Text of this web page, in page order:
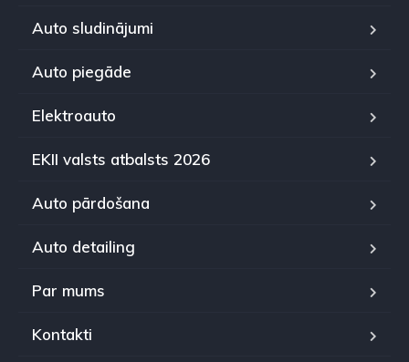
Auto sludinājumi
Auto piegāde
Elektroauto
EKII valsts atbalsts 2026
Auto pārdošana
Auto detailing
Par mums
Kontakti